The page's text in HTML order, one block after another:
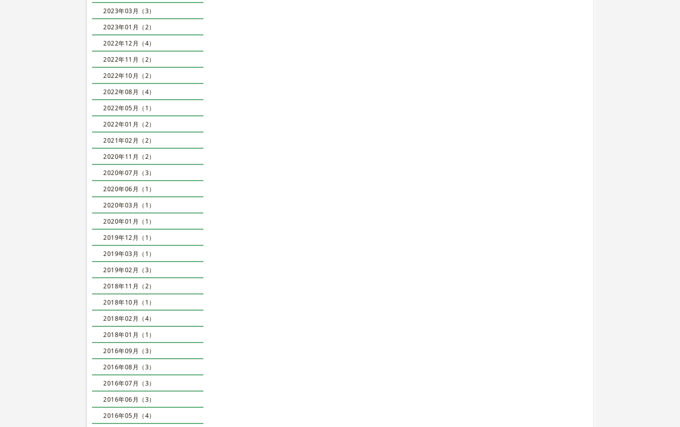
2023年03月（3）
2023年01月（2）
2022年12月（4）
2022年11月（2）
2022年10月（2）
2022年08月（4）
2022年05月（1）
2022年01月（2）
2021年02月（2）
2020年11月（2）
2020年07月（3）
2020年06月（1）
2020年03月（1）
2020年01月（1）
2019年12月（1）
2019年03月（1）
2019年02月（3）
2018年11月（2）
2018年10月（1）
2018年02月（4）
2018年01月（1）
2016年09月（3）
2016年08月（3）
2016年07月（3）
2016年06月（3）
2016年05月（4）